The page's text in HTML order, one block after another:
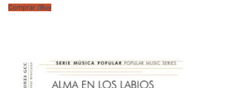
Comprar /Buy